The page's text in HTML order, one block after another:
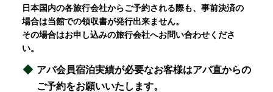
日本国内の各旅行会社からご予約される際も、事前決済の
場合は当館での領収書が発行出来ません。
その場合はお申し込みの旅行会社へお問い合わせくださ
い。
アパ会員宿泊実績が必要なお客様はアパ直からの
ご予約をお願いいたします。